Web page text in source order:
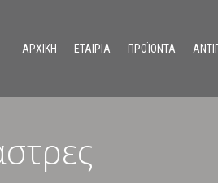
ΑΡΧΙΚΗ ΕΤΑΙΡΙΑ ΠΡΟΪΟΝΤΑ